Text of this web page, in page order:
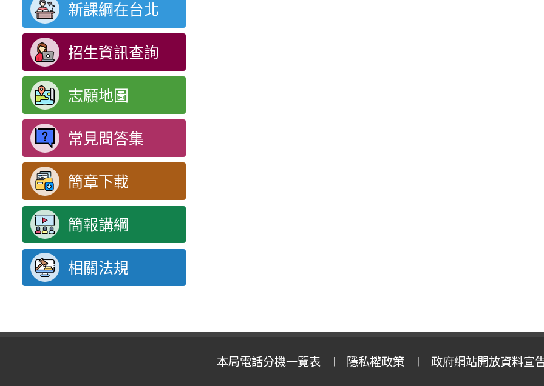
新課綱在台北
招生資訊查詢
志願地圖
常見問答集
簡章下載
簡報講綱
相關法規
本局電話分機一覽表 隱私權政策 政府網站開放資料宣